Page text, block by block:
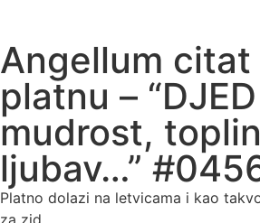
Angellum citat
platnu –
mudrost,
ljubav…”
Platno dolazi na letvicama i kao
za zid.